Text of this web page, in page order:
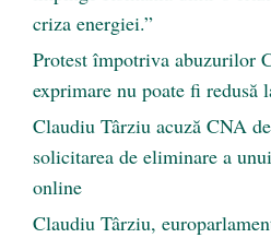
criza energiei.”
Protest împotriva abuzurilor
exprimare nu poate fi redusă
Claudiu Târziu acuză CNA
solicitarea de eliminare a
online
Claudiu Târziu,